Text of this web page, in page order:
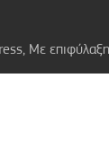
Με επιφύλαξη